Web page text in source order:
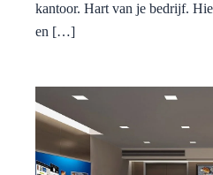
kantoor. Hart van je bedrijf.
en […]